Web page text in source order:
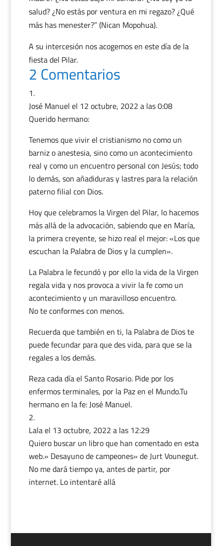
salud? ¿No estás por ventura en mi regazo? ¿Qué
más has menester?” (Nican Mopohua).
A su intercesión nos acogemos en este día de la
fiesta del Pilar.
2 Comentarios
José Manuel el 12 octubre, 2022 a las 0:08
Querido hermano:
Tenemos que vivir el cristianismo no como un
barniz o anestesia, sino como un acontecimiento
real y como un encuentro personal con Jesús; todo
lo demás, son añadiduras y lastres para la relación
paterno filial con Dios.
Hoy que celebramos la Virgen del Pilar, lo hacemos
más allá de la advocación, sabiendo que en María,
la primera creyente, se hizo real el mejor: «Los que
escuchan la Palabra de Dios y la cumplen».
La Palabra le fecundó y por ello la vida de la Virgen
regala vida y nos provoca a vivir la fe como un
acontecimiento y un maravilloso encuentro.
No te conformes con menos.
Recuerda que también en ti, la Palabra de Dios te
puede fecundar para que des vida, para que se la
regales a los demás.
Reza cada día el Santo Rosario. Pide por los
enfermos terminales, por la Paz en el Mundo.Tu
hermano en la fe: José Manuel.
Lalael 13 octubre, 2022 a las 12:29
Quiero buscar un libro que han comentado en esta
web.» Desayuno de campeones» de Jurt Vounegut.
No me dará tiempo ya, antes de partir, por
internet. Lo intentaré allá